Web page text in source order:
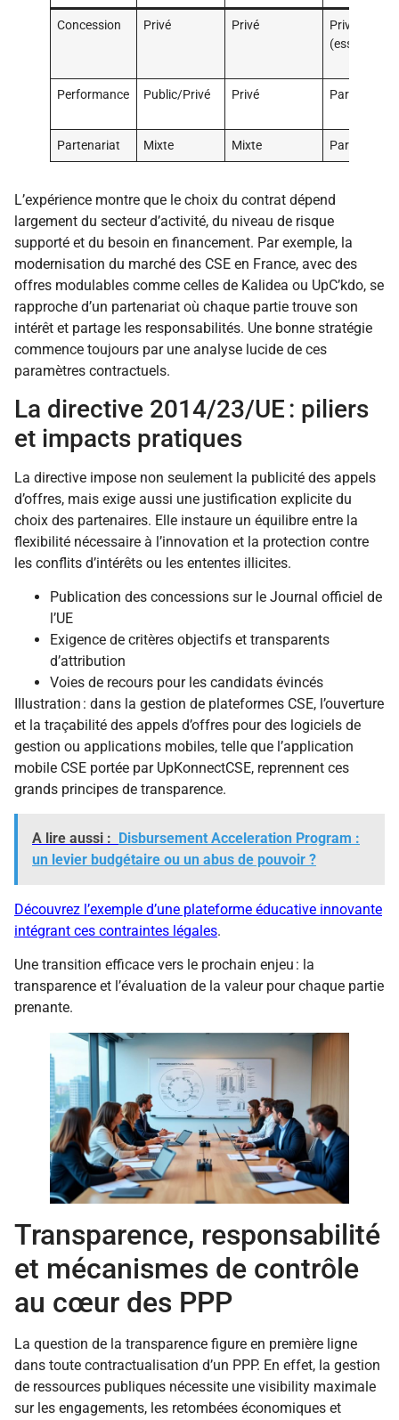
Concession Privé Privé
Privé
(essentiel)
Performance Public/Privé Privé Partagé
Partenariat Mixte Mixte Partagé
L’expérience montre que le choix du contrat dépend
largement du secteur d’activité, du niveau de risque
supporté et du besoin en financement. Par exemple, la
modernisation du marché des CSE en France, avec des
offres modulables comme celles de Kalidea ou UpC’kdo, se
rapproche d’un partenariat où chaque partie trouve son
intérêt et partage les responsabilités. Une bonne stratégie
commence toujours par une analyse lucide de ces
paramètres contractuels.
La directive 2014/23/UE : piliers
et impacts pratiques
La directive impose non seulement la publicité des appels
d’offres, mais exige aussi une justification explicite du
choix des partenaires. Elle instaure un équilibre entre la
flexibilité nécessaire à l’innovation et la protection contre
les conflits d’intérêts ou les ententes illicites.
Publication des concessions sur le Journal officiel de
l’UE
Exigence de critères objectifs et transparents
d’attribution
Voies de recours pour les candidats évincés
Illustration : dans la gestion de plateformes CSE, l’ouverture
et la traçabilité des appels d’offres pour des logiciels de
gestion ou applications mobiles, telle que l’application
mobile CSE portée par UpKonnectCSE, reprennent ces
grands principes de transparence.
A lire aussi : Disbursement Acceleration Program :
un levier budgétaire ou un abus de pouvoir ?
Découvrez l’exemple d’une plateforme éducative innovante
intégrant ces contraintes légales.
Une transition efficace vers le prochain enjeu : la
transparence et l’évaluation de la valeur pour chaque partie
prenante.
Transparence, responsabilité
et mécanismes de contrôle
au cœur des PPP
La question de la transparence figure en première ligne
dans toute contractualisation d’un PPP. En effet, la gestion
de ressources publiques nécessite une visibility maximale
sur les engagements, les retombées économiques et